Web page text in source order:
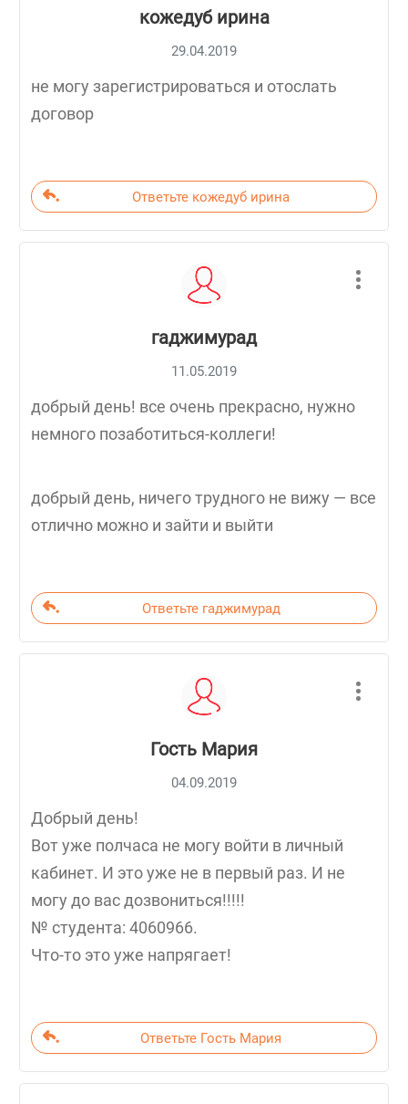
кожедуб ирина
29.04.2019
не могу зарегистрироваться и отослать
договор
Ответьте кожедуб ирина
гаджимурад
11.05.2019
добрый день! все очень прекрасно, нужно
немного позаботиться-коллеги!
добрый день, ничего трудного не вижу — все
отлично можно и зайти и выйти
Ответьте гаджимурад
Гость Мария
04.09.2019
Добрый день!
Вот уже полчаса не могу войти в личный
кабинет. И это уже не в первый раз. И не
могу до вас дозвониться!!!!!
№ студента: 4060966.
Что-то это уже напрягает!
Ответьте Гость Мария